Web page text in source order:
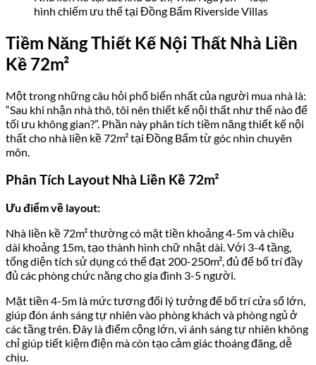
hình chiếm ưu thế tại Đồng Bẩm Riverside Villas
Tiềm Năng Thiết Kế Nội Thất Nhà Liền
Kề 72m²
Một trong những câu hỏi phổ biến nhất của người mua nhà là:
“Sau khi nhận nhà thô, tôi nên thiết kế nội thất như thế nào để
tối ưu không gian?”. Phần này phân tích tiềm năng thiết kế nội
thất cho nhà liền kề 72m² tại Đồng Bẩm từ góc nhìn chuyên
môn.
Phân Tích Layout Nhà Liền Kề 72m²
Ưu điểm về layout:
Nhà liền kề 72m² thường có mặt tiền khoảng 4-5m và chiều
dài khoảng 15m, tạo thành hình chữ nhật dài. Với 3-4 tầng,
tổng diện tích sử dụng có thể đạt 200-250m², đủ để bố trí đầy
đủ các phòng chức năng cho gia đình 3-5 người.
Mặt tiền 4-5m là mức tương đối lý tưởng để bố trí cửa sổ lớn,
giúp đón ánh sáng tự nhiên vào phòng khách và phòng ngủ ở
các tầng trên. Đây là điểm cộng lớn, vì ánh sáng tự nhiên không
chỉ giúp tiết kiệm điện mà còn tạo cảm giác thoáng đãng, dễ
chịu.